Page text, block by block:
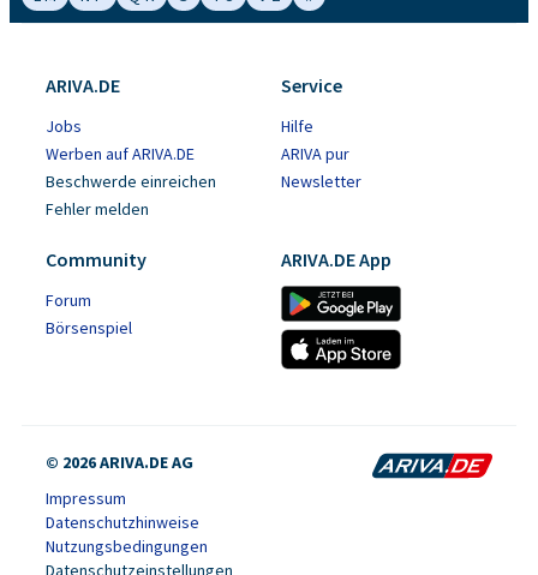
ARIVA.DE
Jobs
Werben auf ARIVA.DE
Beschwerde einreichen
Fehler melden
Service
Hilfe
ARIVA pur
Newsletter
Community
Forum
Börsenspiel
ARIVA.DE App
© 2026 ARIVA.DE AG
Impressum
Datenschutzhinweise
Nutzungsbedingungen
Datenschutzeinstellungen